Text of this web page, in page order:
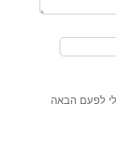
לפעם הבאה